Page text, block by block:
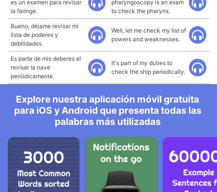
es un examen para revisar
la faringe.
pharyngoscopy is an exam
to check the pharynx.
Bueno, déjame revisar mi
lista de poderes y
debilidades.
Well, let me check my list of
powers and weaknesses.
Es parte de mis deberes el
revisar la nave
periódicamente.
It's part of my duties to
check the ship periodically.
Explore nuestra aplicación móvil gratuita
para iOS y Android que presenta todas las
palabras más utilizadas